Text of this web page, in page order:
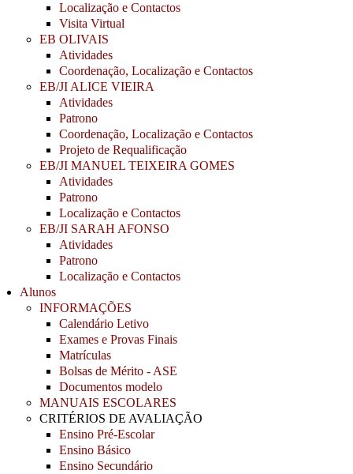
Localização e Contactos
Visita Virtual
EB OLIVAIS
Atividades
Coordenação, Localização e Contactos
EB/JI ALICE VIEIRA
Atividades
Patrono
Coordenação, Localização e Contactos
Projeto de Requalificação
EB/JI MANUEL TEIXEIRA GOMES
Atividades
Patrono
Localização e Contactos
EB/JI SARAH AFONSO
Atividades
Patrono
Localização e Contactos
Alunos
INFORMAÇÕES
Calendário Letivo
Exames e Provas Finais
Matrículas
Bolsas de Mérito - ASE
Documentos modelo
MANUAIS ESCOLARES
CRITÉRIOS DE AVALIAÇÃO
Ensino Pré-Escolar
Ensino Básico
Ensino Secundário